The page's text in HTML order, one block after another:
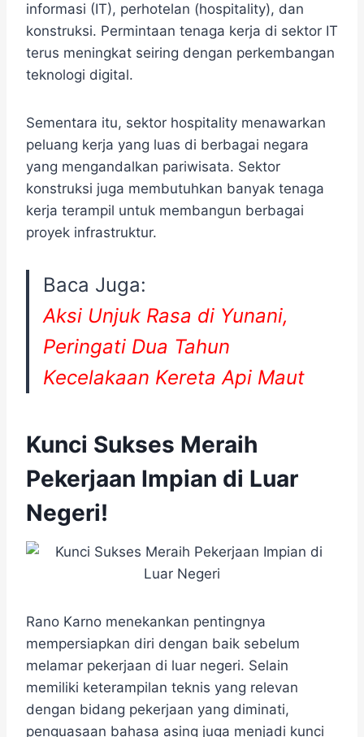
informasi (IT), perhotelan (hospitality), dan
konstruksi. Permintaan tenaga kerja di sektor IT
terus meningkat seiring dengan perkembangan
teknologi digital.
Sementara itu, sektor hospitality menawarkan
peluang kerja yang luas di berbagai negara
yang mengandalkan pariwisata. Sektor
konstruksi juga membutuhkan banyak tenaga
kerja terampil untuk membangun berbagai
proyek infrastruktur.
Baca Juga:
Aksi Unjuk Rasa di Yunani,
Peringati Dua Tahun
Kecelakaan Kereta Api Maut
Kunci Sukses Meraih
Pekerjaan Impian di Luar
Negeri!
Rano Karno menekankan pentingnya
mempersiapkan diri dengan baik sebelum
melamar pekerjaan di luar negeri. Selain
memiliki keterampilan teknis yang relevan
dengan bidang pekerjaan yang diminati,
penguasaan bahasa asing juga menjadi kunci